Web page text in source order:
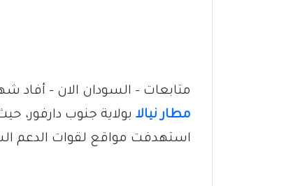
متابعات – السودان الان –
مطار نيالا بولاية جنوب دارفور،
استهدفت مواقع لقوات الدعم